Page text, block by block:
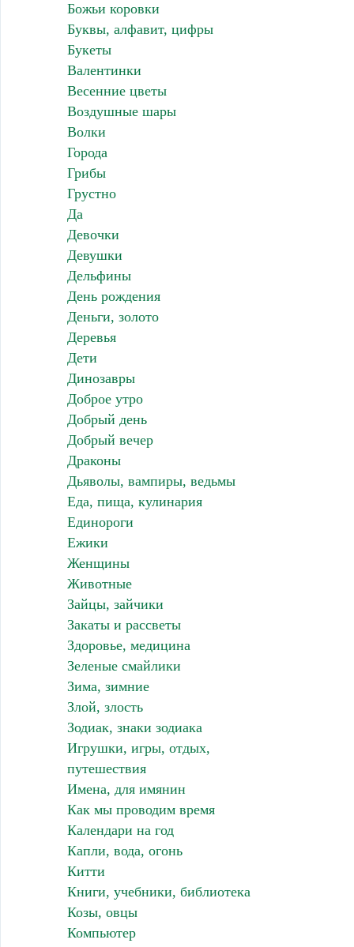
Божьи коровки
Буквы, алфавит, цифры
Букеты
Валентинки
Весенние цветы
Воздушные шары
Волки
Города
Грибы
Грустно
Да
Девочки
Девушки
Дельфины
День рождения
Деньги, золото
Деревья
Дети
Динозавры
Доброе утро
Добрый день
Добрый вечер
Драконы
Дьяволы, вампиры, ведьмы
Еда, пища, кулинария
Единороги
Ежики
Женщины
Животные
Зайцы, зайчики
Закаты и рассветы
Здоровье, медицина
Зеленые смайлики
Зима, зимние
Злой, злость
Зодиак, знаки зодиака
Игрушки, игры, отдых,
путешествия
Имена, для имянин
Как мы проводим время
Календари на год
Капли, вода, огонь
Китти
Книги, учебники, библиотека
Козы, овцы
Компьютер